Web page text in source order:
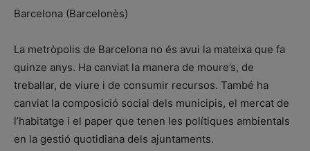
Barcelona (Barcelonès)
La metròpolis de Barcelona no és avui la mateixa que fa
quinze anys. Ha canviat la manera de moure’s, de
treballar, de viure i de consumir recursos. També ha
canviat la composició social dels municipis, el mercat de
l’habitatge i el paper que tenen les polítiques ambientals
en la gestió quotidiana dels ajuntaments.